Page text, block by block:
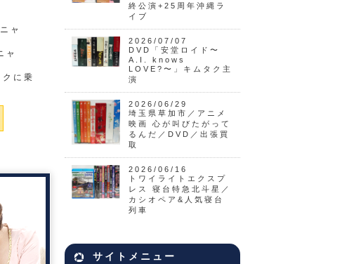
ャ
ャ
に乗
終公演+25周年沖縄ラ
イブ
2026/07/07
DVD「安堂ロイド〜
A.I. knows
LOVE?〜」キムタク主
演
2026/06/29
埼玉県草加市／アニメ
映画 心が叫びたがって
るんだ／DVD／出張買
取
2026/06/16
トワイライトエクスプ
レス 寝台特急北斗星／
カシオペア&人気寝台
列車
サイトメニュー